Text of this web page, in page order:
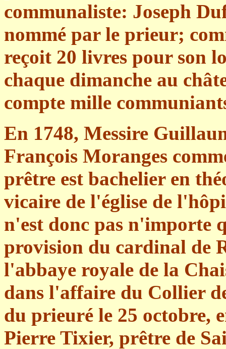
communaliste: Joseph
nommé par le prieur;
reçoit 20 livres pour son
chaque dimanche au
compte mille
En 1748, Messire
François Moranges
prêtre est bachelier en
vicaire de l'église de
n'est donc pas n'importe
provision du cardinal de
l'abbaye royale de la
dans l'affaire du Collier
du prieuré le 25 octobre,
Pierre Tixier, prêtre de